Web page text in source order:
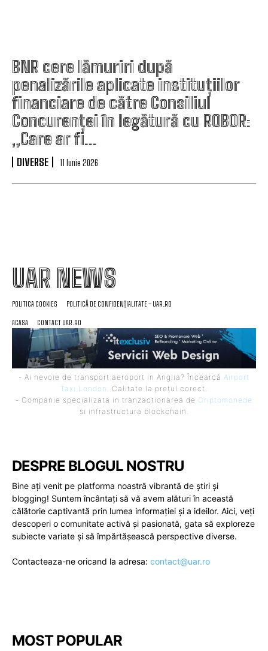
BNR cere lămuriri după
penalizările aplicate instituțiilor
financiare de către Consiliul
Concurenței în legătură cu ROBOR:
„Care ar fi…
DIVERSE 11 Iunie 2026
UAR NEWS
POLITICA COOKIES POLITICĂ DE CONFIDENȚIALITATE – UAR.RO
ACASA CONTACT UAR.RO
- Ai nevoie de transport aeroport in Anglia? Încearcă Airport
Taxi London . Calitate la prețul corect.
- Companie specializata in tranzactionarea de Criptomonede
si infrastructura blockchain.
DESPRE BLOGUL NOSTRU
Bine ați venit pe platforma noastră vibrantă de știri și
blogging! Suntem încântați să vă avem alături în această
călătorie captivantă prin lumea informației și a ideilor. Aici, veți
descoperi o comunitate activă și pasionată, gata să exploreze
subiecte variate și să împărtășească perspective diverse.
Contacteaza-ne oricand la adresa: contact@uar.ro
MOST POPULAR